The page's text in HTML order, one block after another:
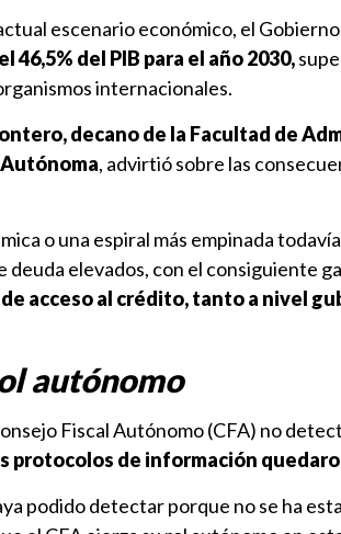
escenario económico, el
46,5% del PIB para el año 2030,
internacionales.
decano de la Facultad de
, advirtió sobre las
o una espiral más empinada
deuda elevados, con el consiguiente
acceso al crédito, tanto a nivel
autónomo
Fiscal Autónomo (CFA) no
protocolos de información
podido detectar porque no se ha